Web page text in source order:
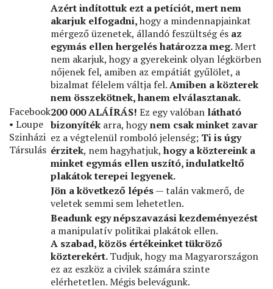
Facebook
• Loupe
Szinházi
Társulás
Azért indítottuk ezt a petíciót, mert nem
akarjuk elfogadni,hogy a mindennapjainkat
mérgező üzenetek, állandó feszültség és az
egymás ellen hergelés határozza meg.Mert
nem akarjuk, hogy a gyerekeink olyan légkörben
nőjenek fel, amiben az empátiát gyűlölet, a
bizalmat félelem váltja fel.Amiben a közterek
nem összekötnek, hanem elválasztanak.
200 000 ALÁÍRÁS! Ez egy valóban látható
bizonyíték arra, hogynem csak minket zavar
ez a végtelenül romboló jelenség; Ti is úgy
érzitek, nem hagyhatjuk, hogy a köztereink a
minket egymás ellen uszító, indulatkeltő
plakátok terepei legyenek.
Jön a következő lépés— talán vakmerő, de
veletek semmi sem lehetetlen.
Beadunk egy népszavazási kezdeményezést
a manipulatív politikai plakátok ellen.
A szabad, közös értékeinket tükröző
közterekért.Tudjuk, hogy ma Magyarországon
ez az eszköz a civilek számára szinte
elérhetetlen. Mégis belevágunk.